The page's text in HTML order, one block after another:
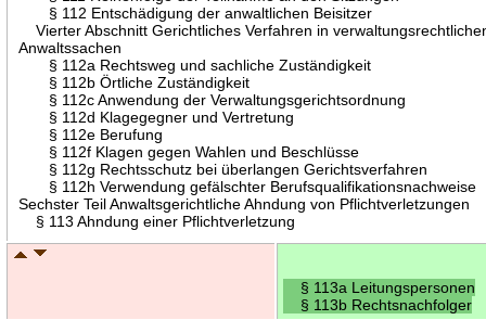
§ 112 Entschädigung der anwaltlichen Beisitzer
Vierter Abschnitt Gerichtliches Verfahren in
Anwaltssachen
§ 112a Rechtsweg und sachliche Zuständigkeit
§ 112b Örtliche Zuständigkeit
§ 112c Anwendung der Verwaltungsgerichtsordnung
§ 112d Klagegegner und Vertretung
§ 112e Berufung
§ 112f Klagen gegen Wahlen und Beschlüsse
§ 112g Rechtsschutz bei überlangen Gerichtsverfahren
§ 112h Verwendung gefälschter Berufsqualifikationsnachweise
Sechster Teil Anwaltsgerichtliche Ahndung von Pflichtverletzungen
§ 113 Ahndung einer Pflichtverletzung
§ 113a Leitungspersonen
§ 113b Rechtsnachfolger